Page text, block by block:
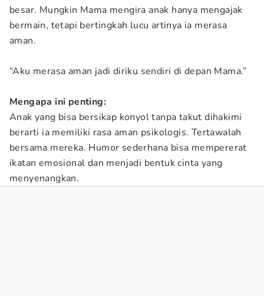
besar. Mungkin Mama mengira anak hanya mengajak
bermain, tetapi bertingkah lucu artinya ia merasa
aman.
“Aku merasa aman jadi diriku sendiri di depan Mama.”
Mengapa ini penting:
Anak yang bisa bersikap konyol tanpa takut dihakimi
berarti ia memiliki rasa aman psikologis. Tertawalah
bersama mereka. Humor sederhana bisa mempererat
ikatan emosional dan menjadi bentuk cinta yang
menyenangkan.